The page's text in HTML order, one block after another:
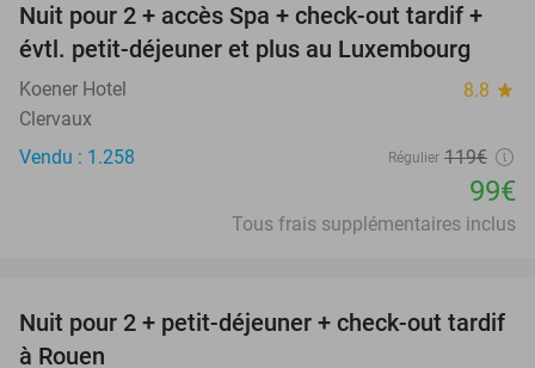
17%
Nuit pour 2 + accès Spa + check-out tardif +
évtl. petit-déjeuner et plus au Luxembourg
Koener Hotel 8.8 star
Clervaux
Vendu : 1.258
Régulier 119€
99€
Tous frais supplémentaires inclus
37%
Nuit pour 2 + petit-déjeuner + check-out tardif
à Rouen